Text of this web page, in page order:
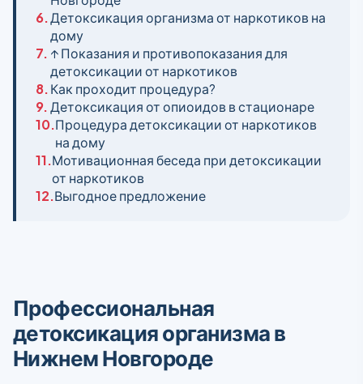
6.Детоксикация организма от наркотиков на
дому
7. ↑ Показания и противопоказания для
детоксикации от наркотиков
8.Как проходит процедура?
9.Детоксикация от опиоидов в стационаре
10.Процедура детоксикации от наркотиков
на дому
11.Мотивационная беседа при детоксикации
от наркотиков
12.Выгодное предложение
Профессиональная
детоксикация организма в
Нижнем Новгороде